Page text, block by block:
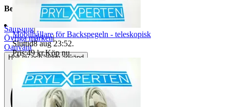
Beskrivning
Samsung|
Övriga märken|
Oanvänt
Helt ny och aldrig använd
Mobilhållare för Backspegeln - teleskopisk
Sluttid8 aug 23:52.
Pris:49 kr,Köp nu.